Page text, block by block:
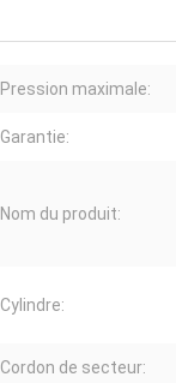
Pression maximale:
Garantie:
Nom du produit:
Cylindre:
Cordon de secteur: